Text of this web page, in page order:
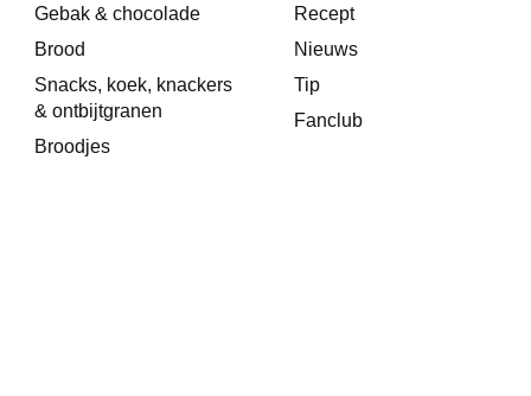
Gebak & chocolade
Brood
Snacks, koek, knackers
& ontbijtgranen
Broodjes
Recept
Nieuws
Tip
Fanclub